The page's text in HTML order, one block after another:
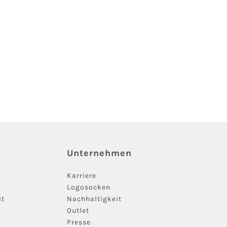
Unternehmen
Karriere
Logosocken
Nachhaltigkeit
Outlet
Presse